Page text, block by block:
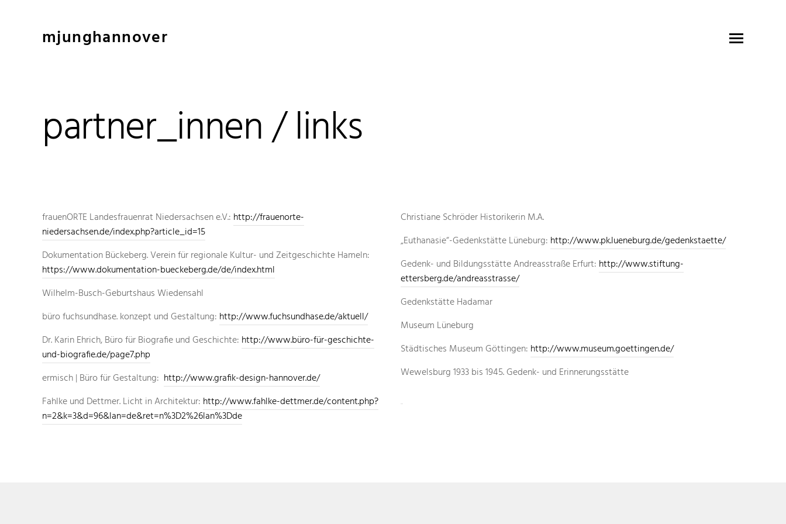
mjunghannover
partner_innen / links
frauenORTE Landesfrauenrat Niedersachsen e.V.: http://frauenorte-
niedersachsen.de/index.php?article_id=15
Dokumentation Bückeberg. Verein für regionale Kultur- und Zeitgeschichte Hameln:
https://www.dokumentation-bueckeberg.de/de/index.html
Wilhelm-Busch-Geburtshaus Wiedensahl
büro fuchsundhase. konzept und Gestaltung: http://www.fuchsundhase.de/aktuell/
Dr. Karin Ehrich, Büro für Biografie und Geschichte: http://www.büro-für-geschichte-
und-biografie.de/page7.php
ermisch | Büro für Gestaltung: http://www.grafik-design-hannover.de/
Fahlke und Dettmer. Licht in Architektur: http://www.fahlke-dettmer.de/content.php?
n=2&k=3&d=96&lan=de&ret=n%3D2%26lan%3Dde
Christiane Schröder Historikerin M.A.
„Euthanasie“-Gedenkstätte Lüneburg: http://www.pk.lueneburg.de/gedenkstaette/
Gedenk- und Bildungsstätte Andreasstraße Erfurt: http://www.stiftung-
ettersberg.de/andreasstrasse/
Gedenkstätte Hadamar
Museum Lüneburg
Städtisches Museum Göttingen: http://www.museum.goettingen.de/
Wewelsburg 1933 bis 1945. Gedenk- und Erinnerungsstätte